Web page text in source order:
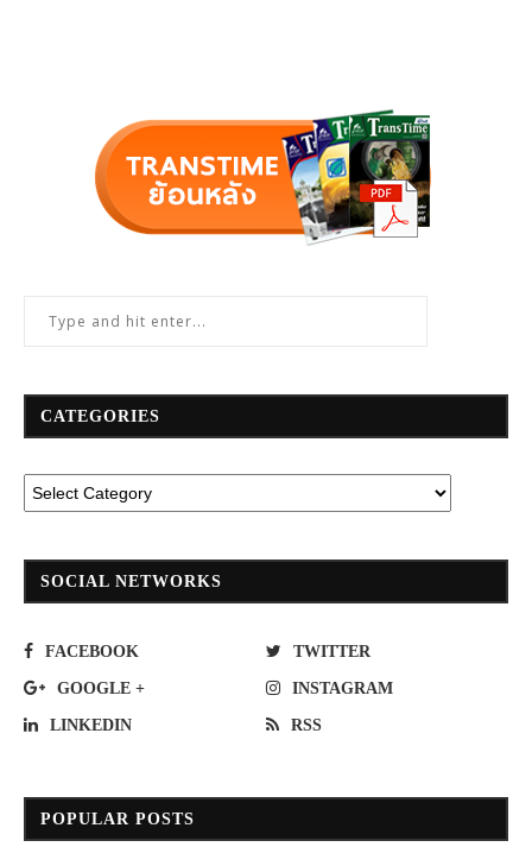
CATEGORIES
SOCIAL NETWORKS
FACEBOOK TWITTER
GOOGLE + INSTAGRAM
LINKEDIN RSS
POPULAR POSTS